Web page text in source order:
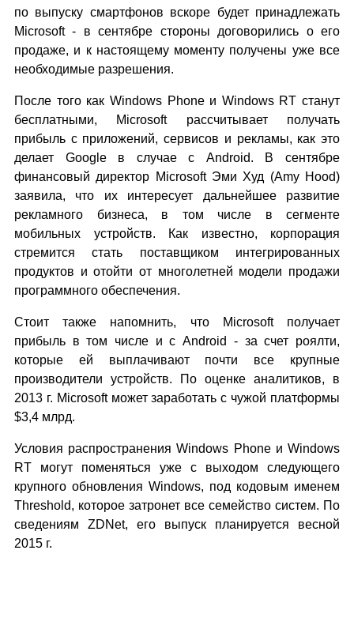
по выпуску смартфонов вскоре будет принадлежать
Microsoft - в сентябре стороны договорились о его
продаже, и к настоящему моменту получены уже все
необходимые разрешения.
После того как Windows Phone и Windows RT станут
бесплатными, Microsoft рассчитывает получать
прибыль с приложений, сервисов и рекламы, как это
делает Google в случае с Android. В сентябре
финансовый директор Microsoft Эми Худ (Amy Hood)
заявила, что их интересует дальнейшее развитие
рекламного бизнеса, в том числе в сегменте
мобильных устройств. Как известно, корпорация
стремится стать поставщиком интегрированных
продуктов и отойти от многолетней модели продажи
программного обеспечения.
Стоит также напомнить, что Microsoft получает
прибыль в том числе и с Android - за счет роялти,
которые ей выплачивают почти все крупные
производители устройств. По оценке аналитиков, в
2013 г. Microsoft может заработать с чужой платформы
$3,4 млрд.
Условия распространения Windows Phone и Windows
RT могут поменяться уже с выходом следующего
крупного обновления Windows, под кодовым именем
Threshold, которое затронет все семейство систем. По
сведениям ZDNet, его выпуск планируется весной
2015 г.